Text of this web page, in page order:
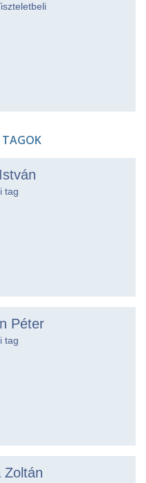
TAGOK
tag
Péter
tag
Zoltán